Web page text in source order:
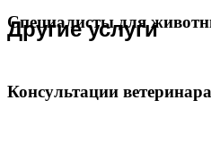
Другие услуги
Специалисты для
Консультации